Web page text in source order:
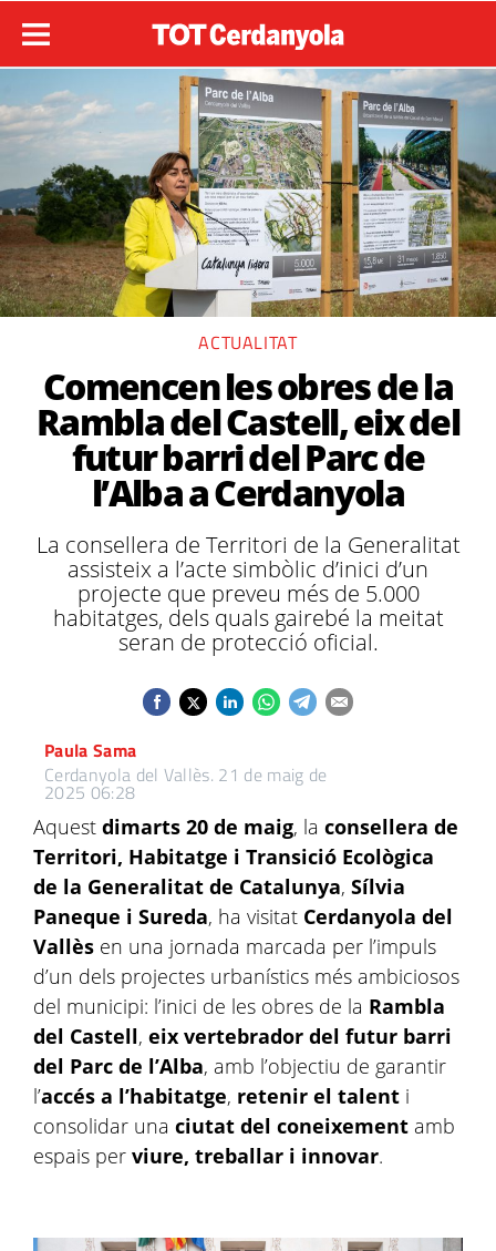
ACTUALITAT
Comencen les obres de la
Rambla del Castell, eix del
futur barri del Parc de
l’Alba a Cerdanyola
La consellera de Territori de la Generalitat
assisteix a l’acte simbòlic d’inici d’un
projecte que preveu més de 5.000
habitatges, dels quals gairebé la meitat
seran de protecció oficial.
Paula Sama
Cerdanyola del Vallès. 21 de maig de
2025 06:28
Aquest dimarts 20 de maig, la consellera de
Territori, Habitatge i Transició Ecològica
de la Generalitat de Catalunya, Sílvia
Paneque i Sureda, ha visitat Cerdanyola del
Vallès en una jornada marcada per l’impuls
d’un dels projectes urbanístics més ambiciosos
del municipi: l’inici de les obres de la Rambla
del Castell, eix vertebrador del futur barri
del Parc de l’Alba, amb l’objectiu de garantir
l’accés a l’habitatge, retenir el talent i
consolidar una ciutat del coneixement amb
espais per viure, treballar i innovar.